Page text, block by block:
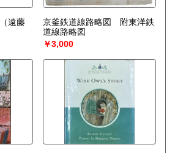
（遠藤
京釜鉄道線路略図 附東洋鉄
道線路略図
￥3,000